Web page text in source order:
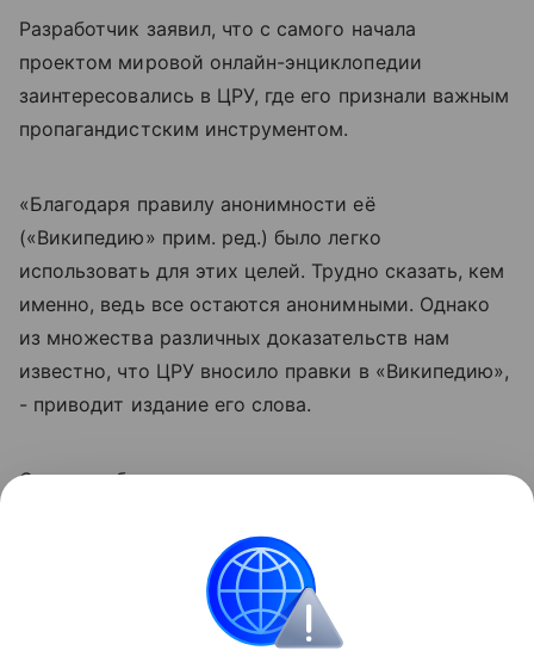
Разработчик заявил, что с самого начала
проектом мировой онлайн-энциклопедии
заинтересовались в ЦРУ, где его признали важным
пропагандистским инструментом.
«Благодаря правилу анонимности её
(«Википедию» прим. ред.) было легко
использовать для этих целей. Трудно сказать, кем
именно, ведь все остаются анонимными. Однако
из множества различных доказательств нам
известно, что ЦРУ вносило правки в «Википедию»,
- приводит издание его слова.
Сэнгер добавил, что сожалеет о том, что не
защиты с пропагандой.
Инфовойны Новости